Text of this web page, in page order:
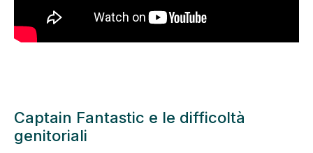
Captain Fantastic e le difficoltà
genitoriali